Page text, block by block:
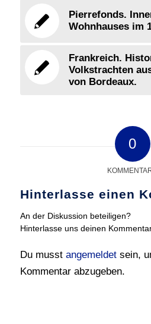
Pierrefonds.
Wohnhauses im
Frankreich.
Volkstrachten
von Bordeaux.
0
Hinterlasse einen
An der Diskussion beteiligen?
Hinterlasse uns deinen
Du musst angemeldetsein,
Kommentar abzugeben.